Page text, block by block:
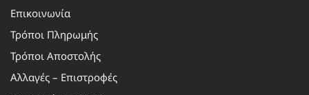
Επικοινωνία
Τρόποι Πληρωμής
Τρόποι Αποστολής
Αλλαγές – Επιστροφές